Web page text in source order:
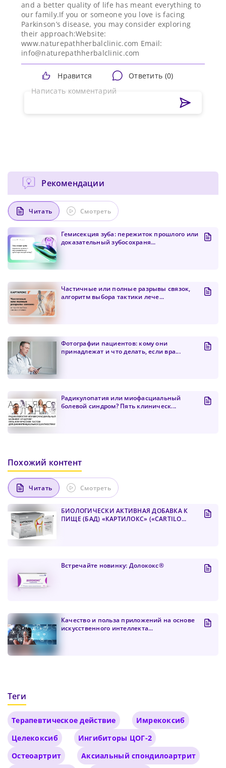
Сменить пароль!
Пароль должен содержать от 8 до 12 символов
Подтвердите Пароль
Нажимая на кнопку «Продолжить», а также при
регистрации и входе через аккаунты сторонних
сервисов, Вы принимаете условияПользовательского
and a better quality of life has meant everything to
our family.If you or someone you love is facing
Parkinson’s disease, you may consider exploring
their approach:Website:
www.naturepathherbalclinic.com Email:
info@naturepathherbalclinic.com
Нравится Ответить (0)
Написать комментарий
Рекомендации
Читать Смотреть
Гемисекция зуба: пережиток прошлого или
доказательный зубосохраня...
Частичные или полные разрывы связок,
алгоритм выбора тактики лече...
Фотографии пациентов: кому они
принадлежат и что делать, если вра...
Радикулопатия или миофасциальный
болевой синдром? Пять клиническ...
Похожий контент
Читать Смотреть
БИОЛОГИЧЕСКИ АКТИВНАЯ ДОБАВКА К
ПИЩЕ (БАД) «КАРТИЛОКС» («CARTILO...
Встречайте новинку: Долококс®
Качество и польза приложений на основе
искусственного интеллекта...
Теги
Терапевтическое действие
Имрекоксиб
Целекоксиб
Ингибиторы ЦОГ-2
Остеоартрит
Аксиальный спондилоартрит
Сейчас скорость вашего интернета
невысокая, из-за чего могут возникнуть
сложности при использовании нашего
Продолжить просмотр